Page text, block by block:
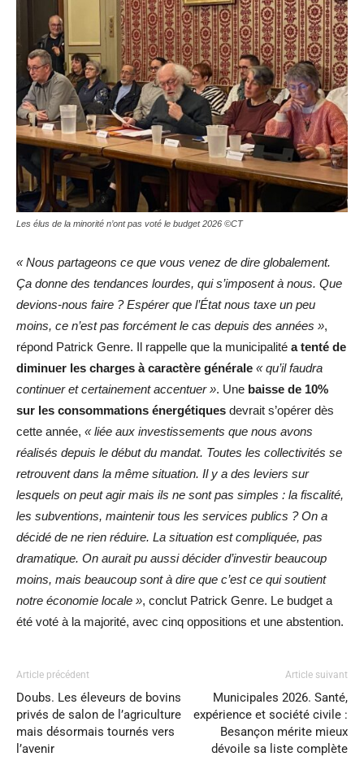
Les élus de la minorité n’ont pas voté le budget 2026 ©CT
« Nous partageons ce que vous venez de dire globalement.
Ça donne des tendances lourdes, qui s’imposent à nous. Que
devions-nous faire ? Espérer que l’État nous taxe un peu
moins, ce n’est pas forcément le cas depuis des années »,
répond Patrick Genre. Il rappelle que la municipalité a tenté de
diminuer les charges à caractère générale « qu’il faudra
continuer et certainement accentuer ». Une baisse de 10%
sur les consommations énergétiques devrait s’opérer dès
cette année, « liée aux investissements que nous avons
réalisés depuis le début du mandat. Toutes les collectivités se
retrouvent dans la même situation. Il y a des leviers sur
lesquels on peut agir mais ils ne sont pas simples : la fiscalité,
les subventions, maintenir tous les services publics ? On a
décidé de ne rien réduire. La situation est compliquée, pas
dramatique. On aurait pu aussi décider d’investir beaucoup
moins, mais beaucoup sont à dire que c’est ce qui soutient
notre économie locale », conclut Patrick Genre. Le budget a
été voté à la majorité, avec cinq oppositions et une abstention.
Article précédent
Doubs. Les éleveurs de bovins
privés de salon de l’agriculture
mais désormais tournés vers
l’avenir
Article suivant
Municipales 2026. Santé,
expérience et société civile :
Besançon mérite mieux
dévoile sa liste complète